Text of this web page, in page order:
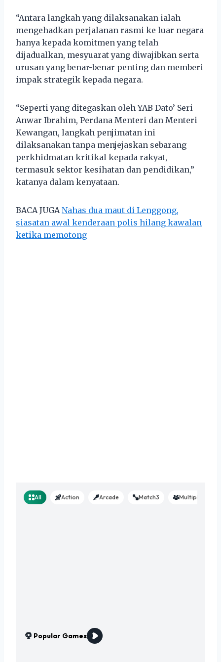
“Antara langkah yang dilaksanakan ialah
mengehadkan perjalanan rasmi ke luar negara
hanya kepada komitmen yang telah
dijadualkan, mesyuarat yang diwajibkan serta
urusan yang benar-benar penting dan memberi
impak strategik kepada negara.
“Seperti yang ditegaskan oleh YAB Dato’ Seri
Anwar Ibrahim, Perdana Menteri dan Menteri
Kewangan, langkah penjimatan ini
dilaksanakan tanpa menjejaskan sebarang
perkhidmatan kritikal kepada rakyat,
termasuk sektor kesihatan dan pendidikan,”
katanya dalam kenyataan.
BACA JUGA Nahas dua maut di Lenggong,
siasatan awal kenderaan polis hilang kawalan
ketika memotong